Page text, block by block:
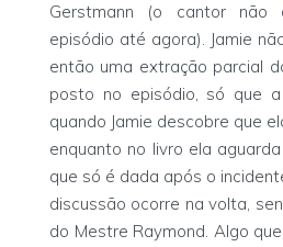
Gerstmann (o cantor não
episódio até agora). Jamie
então uma extração parcial
posto no episódio, só que
quando Jamie descobre que
enquanto no livro ela
que só é dada após o
discussão ocorre na volta,
do Mestre Raymond. Algo